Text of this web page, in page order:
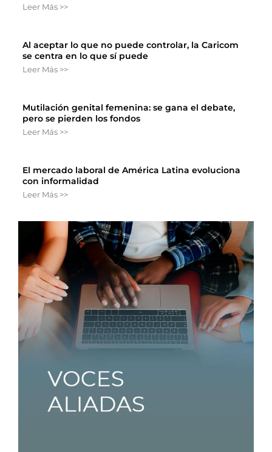
Leer Más >>
Al aceptar lo que no puede controlar, la Caricom
se centra en lo que sí puede
Leer Más >>
Mutilación genital femenina: se gana el debate,
pero se pierden los fondos
Leer Más >>
El mercado laboral de América Latina evoluciona
con informalidad
Leer Más >>